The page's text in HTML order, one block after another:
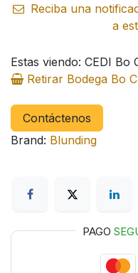
Reciba una
a
Estas viendo: CEDI Bo
Retirar Bodega Bo
Contáctenos
Brand: Blunding
PAGO